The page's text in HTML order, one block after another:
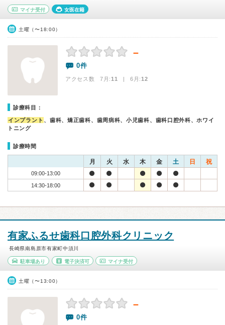
マイナ受付 女医在籍
土曜（〜18:00）
－
0件
アクセス数 7月:11 | 6月:12
診療科目：
インプラント 、歯科、矯正歯科、歯周病科、小児歯科、歯科口腔外科、ホワイ
トニング
診療時間
月 火 水 木 金 土 日 祝
09:00-13:00
14:30-18:00
有家ふるせ歯科口腔外科クリニック
長崎県南島原市有家町中須川
駐車場あり 電子決済可 マイナ受付
土曜（〜13:00）
－
0件